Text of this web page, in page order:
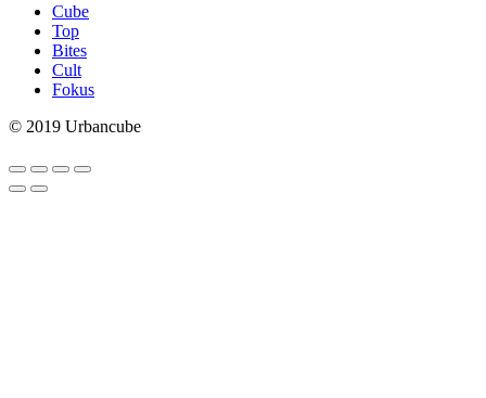
Cube
Top
Bites
Cult
Fokus
© 2019 Urbancube